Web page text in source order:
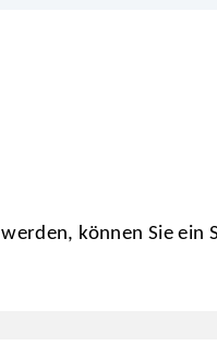
können Sie